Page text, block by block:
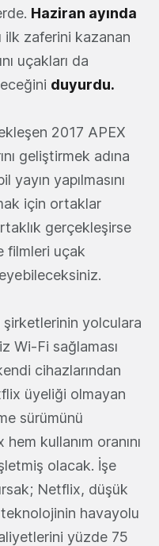
Haziran ayında
ilk zaferini kazanan
uçakları da
duyurdu.
2017 APEX
geliştirmek adına
yapılmasını
için ortaklar
gerçekleşirse
filmleri uçak
şirketlerinin yolculara
Wi-Fi sağlaması
cihazlarından
üyeliği olmayan
sürümünü
kullanım oranını
olacak. İşe
Netflix, düşük
havayolu
yüzde 75